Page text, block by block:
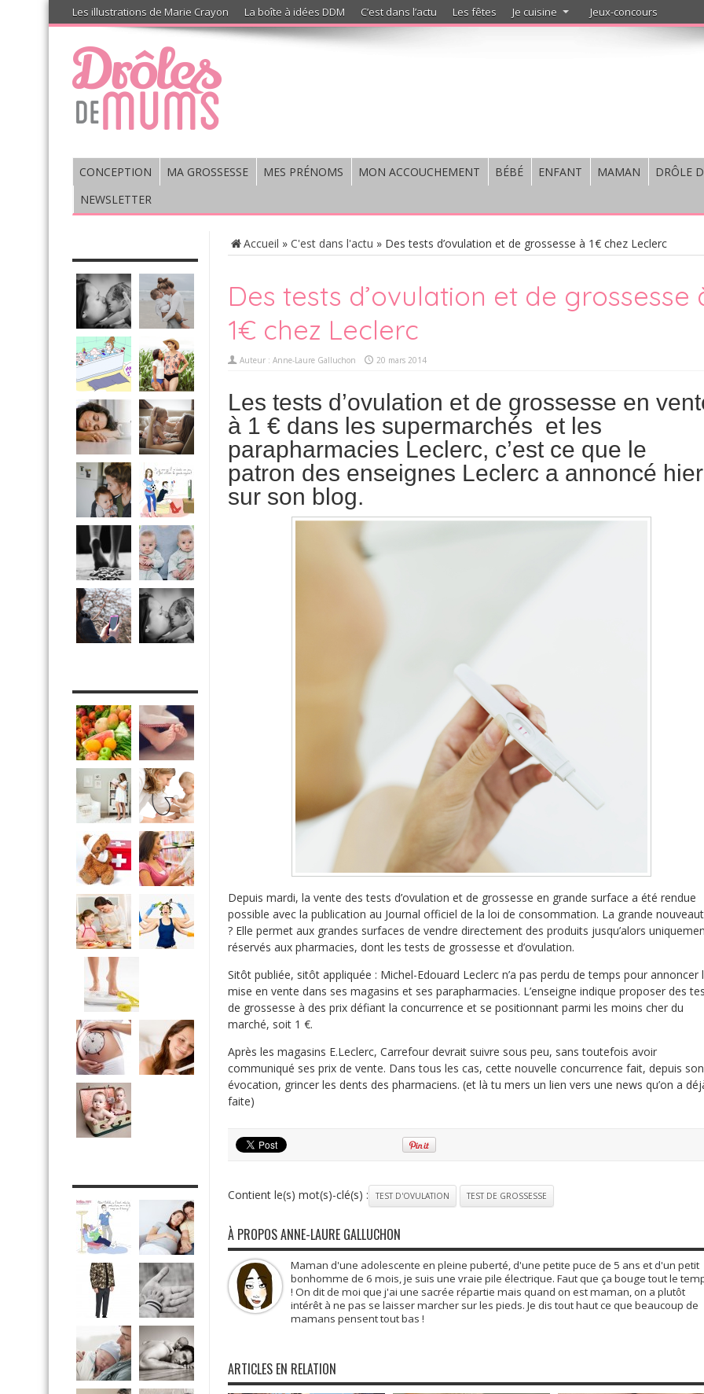
Les illustrations de Marie Crayon La boîte à idées DDM C’est dans l’actu Les fêtes Je cuisine Jeux-concours
CONCEPTION MA GROSSESSE MES PRÉNOMS MON ACCOUCHEMENT BÉBÉ ENFANT MAMAN
DRÔLE
NEWSLETTER
Accueil » C'est dans l'actu » Des tests d’ovulation et de grossesse à 1€ chez Leclerc
Des tests d’ovulation et de grossesse
1€ chez Leclerc
Auteur : Anne-Laure Galluchon 20 mars 2014
Les tests d’ovulation et de grossesse en
à 1 € dans les supermarchés et les
parapharmacies Leclerc, c’est ce que le
patron des enseignes Leclerc a annoncé hier
sur son blog.
Depuis mardi, la vente des tests d’ovulation et de grossesse en grande surface a été rendue
possible avec la publication au Journal officiel de la loi de consommation. La grande
? Elle permet aux grandes surfaces de vendre directement des produits jusqu’alors
réservés aux pharmacies, dont les tests de grossesse et d’ovulation.
Sitôt publiée, sitôt appliquée : Michel-Edouard Leclerc n’a pas perdu de temps pour annoncer
mise en vente dans ses magasins et ses parapharmacies. L’enseigne indique proposer des
de grossesse à des prix défiant la concurrence et se positionnant parmi les moins cher du
marché, soit 1 €.
Après les magasins E.Leclerc, Carrefour devrait suivre sous peu, sans toutefois avoir
communiqué ses prix de vente. Dans tous les cas, cette nouvelle concurrence fait, depuis son
évocation, grincer les dents des pharmaciens. (et là tu mers un lien vers une news qu’on a
faite)
Contient le(s) mot(s)-clé(s) : TEST D'OVULATION TEST DE GROSSESSE
À PROPOS ANNE-LAURE GALLUCHON
Maman d'une adolescente en pleine puberté, d'une petite puce de 5 ans et d'un petit
bonhomme de 6 mois, je suis une vraie pile électrique. Faut que ça bouge tout le
! On dit de moi que j'ai une sacrée répartie mais quand on est maman, on a plutôt
intérêt à ne pas se laisser marcher sur les pieds. Je dis tout haut ce que beaucoup de
mamans pensent tout bas !
ARTICLES EN RELATION